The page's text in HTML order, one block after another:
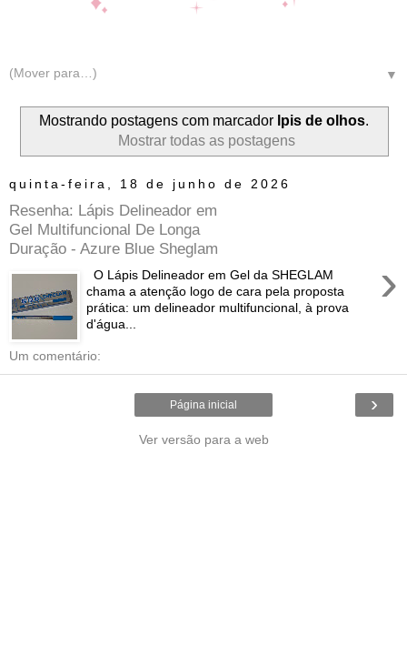
▼
Mostrando postagens com marcador lpis de olhos.
Mostrar todas as postagens
quinta-feira, 18 de junho de 2026
Resenha: Lápis Delineador em
Gel Multifuncional De Longa
Duração - Azure Blue Sheglam
›
O Lápis Delineador em Gel da SHEGLAM
chama a atenção logo de cara pela proposta
prática: um delineador multifuncional, à prova
d'água...
Um comentário:
›
Página inicial
Ver versão para a web